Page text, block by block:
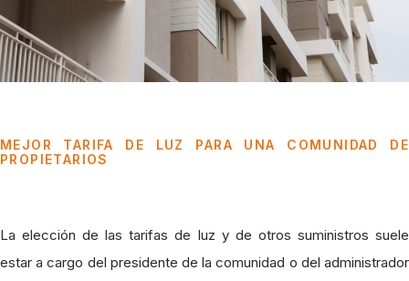
MEJOR TARIFA DE LUZ PARA UNA COMUNIDAD DE
PROPIETARIOS
La elección de las tarifas de luz y de otros suministros suele
estar a cargo del presidente de la comunidad o del administrador